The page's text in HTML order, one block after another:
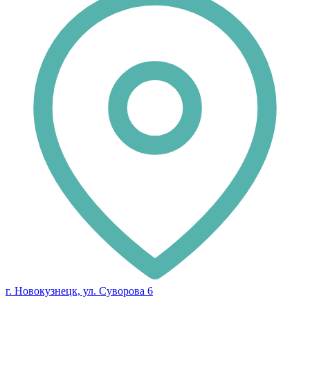
г. Новокузнецк, ул. Суворова 6